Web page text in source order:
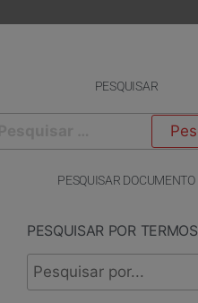
PESQUISAR
PESQUISAR DOCUMENTO
PESQUISAR POR TERMOS